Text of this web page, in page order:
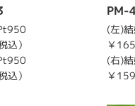
）
）
PM-
(左)
￥
(右)
￥